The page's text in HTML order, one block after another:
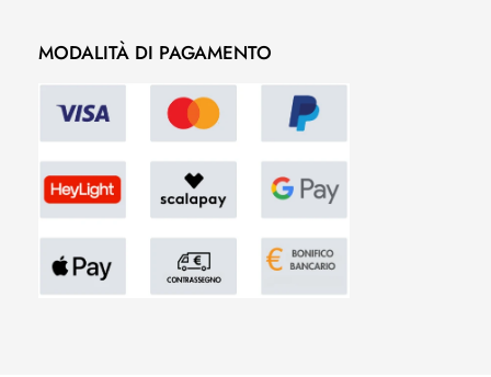
MODALITÀ DI PAGAMENTO